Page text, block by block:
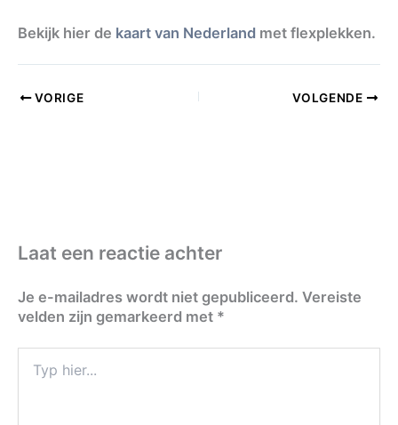
Bekijk hier de kaart van Nederland met flexplekken.
VORIGE VOLGENDE
Laat een reactie achter
Je e-mailadres wordt niet gepubliceerd. Vereiste
velden zijn gemarkeerd met *
hier...